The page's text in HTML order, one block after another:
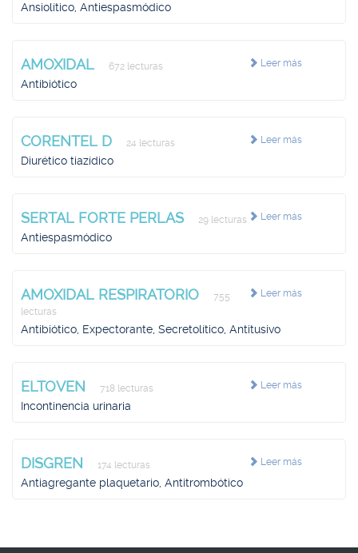
Ansiolítico, Antiespasmódico
Leer más
AMOXIDAL 672 lecturas
Antibiótico
Leer más
CORENTEL D 24 lecturas
Diurético tiazídico
Leer más
SERTAL FORTE PERLAS 29 lecturas
Antiespasmódico
Leer más
AMOXIDAL RESPIRATORIO
755
lecturas
Antibiótico, Expectorante, Secretolítico, Antitusivo
Leer más
ELTOVEN 718 lecturas
Incontinencia urinaria
Leer más
DISGREN 174 lecturas
Antiagregante plaquetario, Antitrombótico